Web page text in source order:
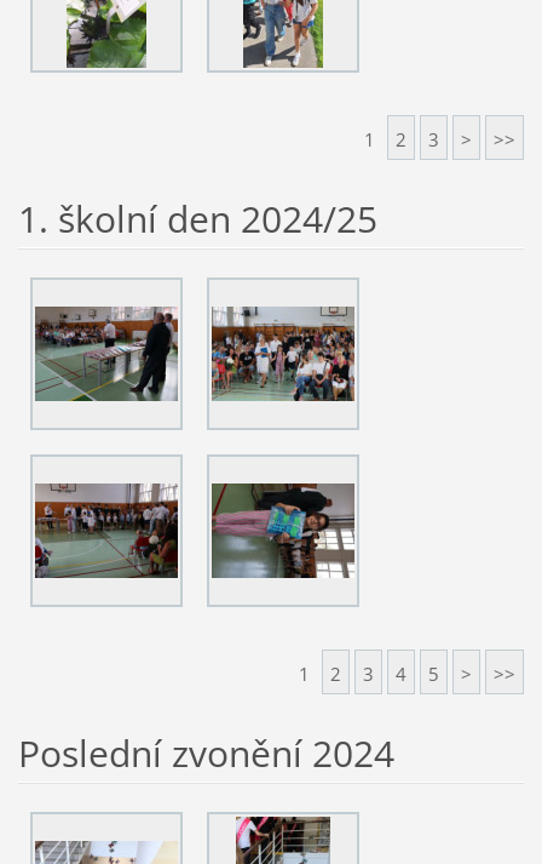
1 2 3 > >>
1. školní den 2024/25
1 2 3 4 5 > >>
Poslední zvonění 2024